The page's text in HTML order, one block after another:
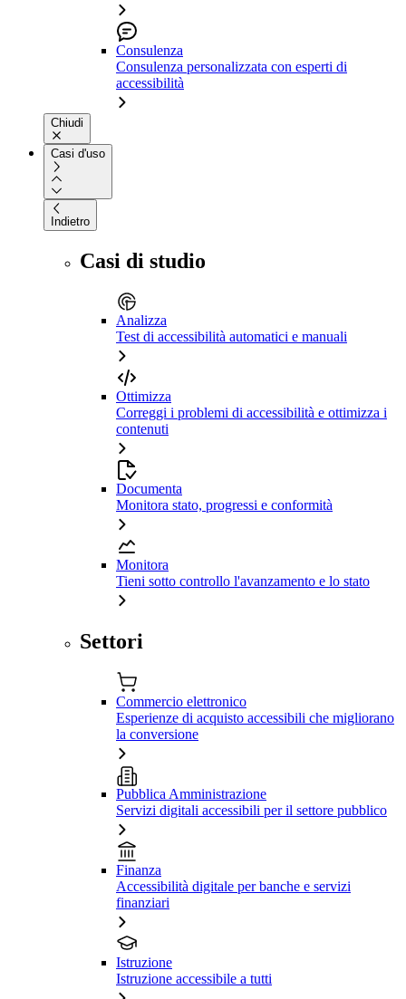
Consulenza
Consulenza personalizzata con esperti di
accessibilità
Chiudi
Casi d'uso
Indietro
Casi di studio
Analizza
Test di accessibilità automatici e manuali
Ottimizza
Correggi i problemi di accessibilità e ottimizza i
contenuti
Documenta
Monitora stato, progressi e conformità
Monitora
Tieni sotto controllo l'avanzamento e lo stato
Settori
Commercio elettronico
Esperienze di acquisto accessibili che migliorano
la conversione
Pubblica Amministrazione
Servizi digitali accessibili per il settore pubblico
Finanza
Accessibilità digitale per banche e servizi
finanziari
Istruzione
Istruzione accessibile a tutti